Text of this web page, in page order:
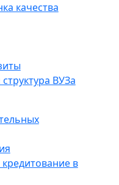
качества
ВУЗа
в